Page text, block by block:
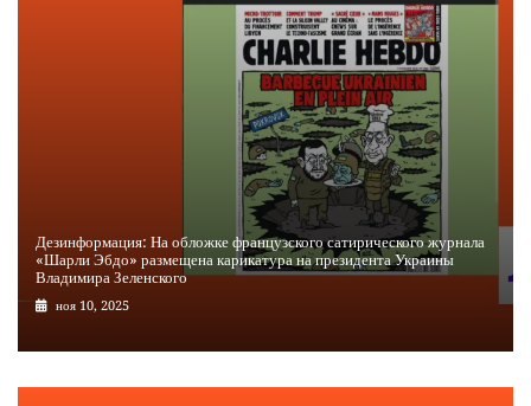
Дезинформация: На обложке французского сатирического журнала
«Шарли Эбдо» размещена карикатура на президента Украины
Владимира Зеленского
ноя 10, 2025